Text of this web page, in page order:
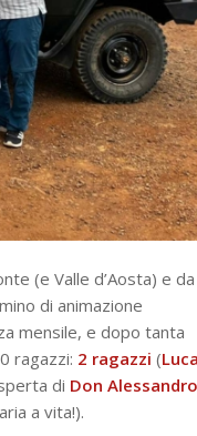
(e Valle d’Aosta) e da
di animazione
mensile, e dopo tanta
ragazzi: 2 ragazzi (
di Don Alessandro
a vita!).